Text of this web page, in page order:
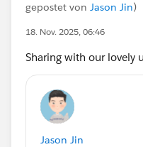
gepostet von Jason Jin)
18. Nov. 2025, 06:46
Sharing with our lovely
Jason Jin